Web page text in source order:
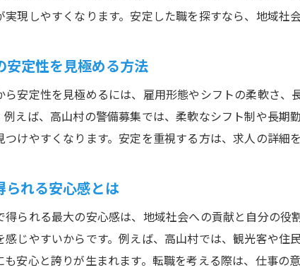
警備仕事の研修とサ
地元警備員求人で長
地域密着の警備職が
警備員求人選びで重
警備員として地元で
警備員募集で得られる安
警備員の仕事がもた
現しやすくなります。安定した職を探すなら、地域社
安定性を見極める方法
安定性を見極めるには、雇用形態やシフトの柔軟さ
えば、高山村の警備募集では、柔軟なシフト制や長
けやすくなります。安定を重視する方は、求人の詳細
られる安心感とは
られる最大の安心感は、地域社会への貢献と自分の役
感じやすいからです。例えば、高山村では、観光客や
安心と誇りが生まれます。転職を考える際は、仕事の